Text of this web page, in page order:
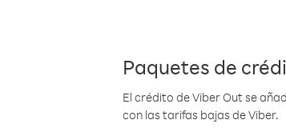
Paquetes de
El crédito de Viber Out se
con las tarifas bajas de Viber.